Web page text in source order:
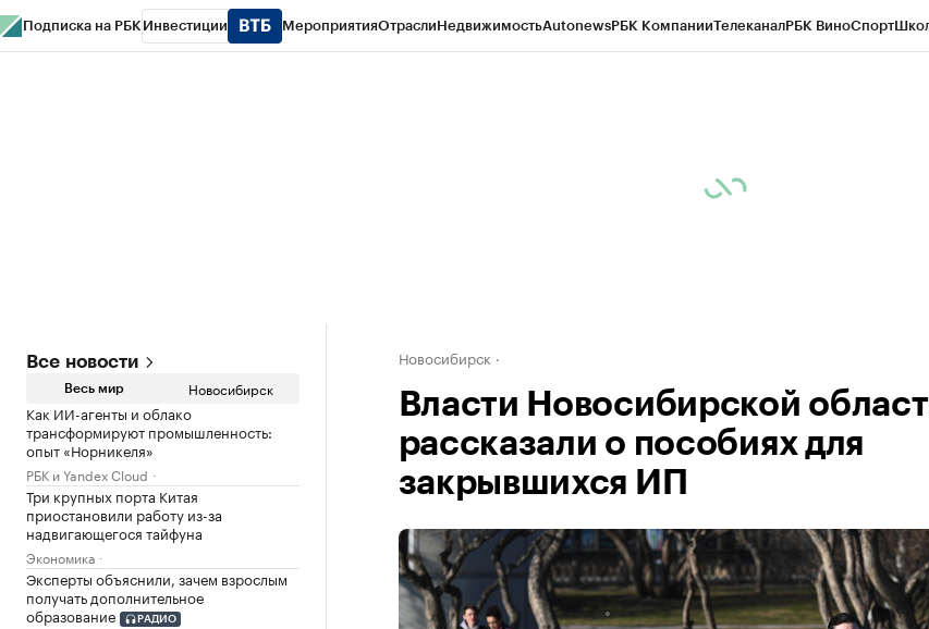
Подписка на РБК Инвестиции МероприятияОтраслиНедвижимостьAutonewsРБК КомпанииТелеканалРБК ВиноСпорт
Все новости
Весь мир Новосибирск
Как ИИ-агенты и облако
трансформируют промышленность:
опыт «Норникеля»
РБК и Yandex Cloud
Три крупных порта Китая
приостановили работу из-за
надвигающегося тайфуна
Экономика
Эксперты объяснили, зачем взрослым
получать дополнительное
образование
РАДИО
Новосибирск
Власти Новосибирской
рассказали о пособиях для
закрывшихся ИП